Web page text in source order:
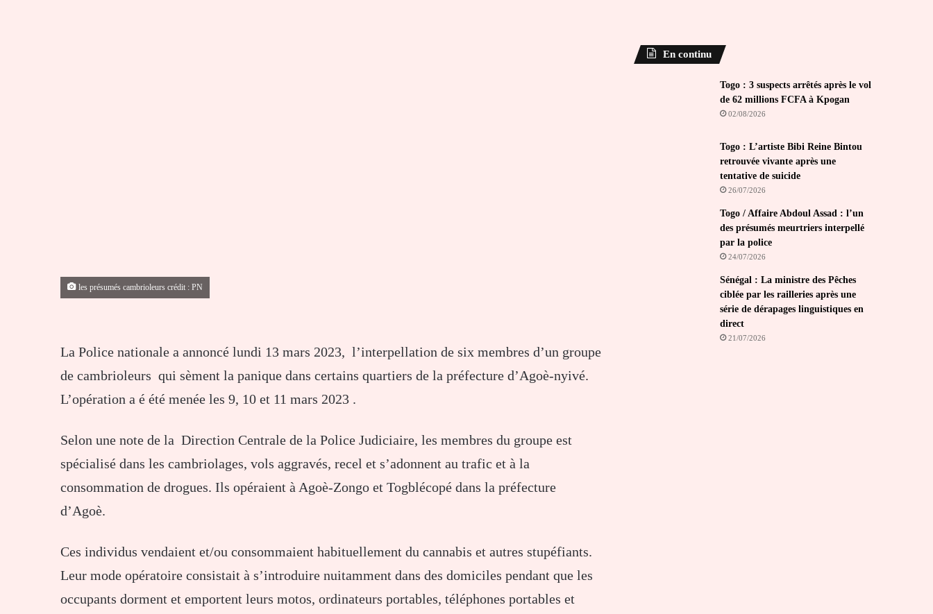
les présumés cambrioleurs crédit : PN
La Police nationale a annoncé lundi 13 mars 2023, l’interpellation de six membres d’un groupe
de cambrioleurs qui sèment la panique dans certains quartiers de la préfecture d’Agoè-nyivé.
L’opération a é été menée les 9, 10 et 11 mars 2023 .
Selon une note de la Direction Centrale de la Police Judiciaire, les membres du groupe est
spécialisé dans les cambriolages, vols aggravés, recel et s’adonnent au trafic et à la
consommation de drogues. Ils opéraient à Agoè-Zongo et Togblécopé dans la préfecture
d’Agoè.
Ces individus vendaient et/ou consommaient habituellement du cannabis et autres stupéfiants.
Leur mode opératoire consistait à s’introduire nuitamment dans des domiciles pendant que les
occupants dorment et emportent leurs motos, ordinateurs portables, téléphones portables et
En continu
Togo : 3 suspects arrêtés après le vol
de 62 millions FCFA à Kpogan
02/08/2026
Togo : L’artiste Bibi Reine Bintou
retrouvée vivante après une
tentative de suicide
26/07/2026
Togo / Affaire Abdoul Assad : l’un
des présumés meurtriers interpellé
par la police
24/07/2026
Sénégal : La ministre des Pêches
ciblée par les railleries après une
série de dérapages linguistiques en
direct
21/07/2026